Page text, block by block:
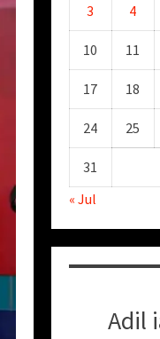
3 4
10 11
17 18
24 25
31
« Jul
Adil